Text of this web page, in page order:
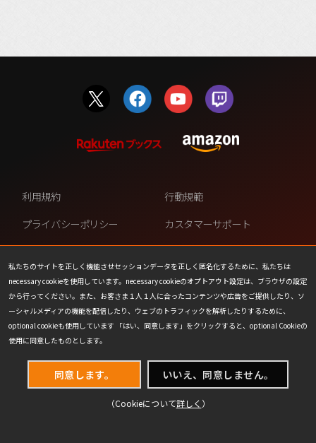
私たちのサイトを正しく機能させセッションデータを正しく匿名化するために、私たちは
necessary cookieを使用しています。necessary cookieのオプトアウト設定は、ブラウザの設定
から行ってください。また、お客さま１人１人に合ったコンテンツや広告をご提供したり、ソ
ーシャルメディアの機能を配信したり、ウェブのトラフィックを解析したりするために、
optional cookieも使用しています 「はい、同意します」をクリックすると、optional Cookieの
使用に同意したものとします。
同意します。 いいえ、同意しません。
（Cookieについて詳しく ）
利用規約
行動規範
プライバシーポリシー
カスタマーサポート
ファンコンテンツ・ポリシー
個人情報の販売や共有を許可し
ない
COOKIE
プレスリリース
会社情報
お問い合わせ